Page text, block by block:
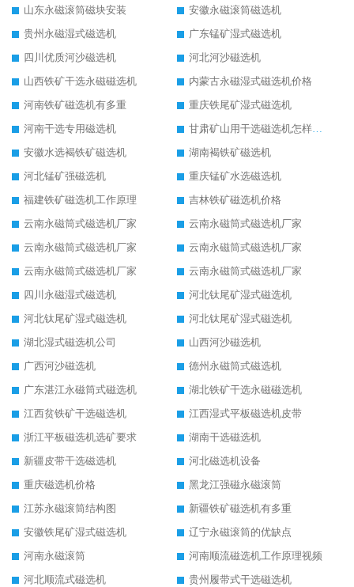
山东永磁滚筒磁块安装
安徽永磁滚筒磁选机
贵州永磁湿式磁选机
广东锰矿湿式磁选机
四川优质河沙磁选机
河北河沙磁选机
山西铁矿干选永磁磁选机
内蒙古永磁湿式磁选机价格
河南铁矿磁选机有多重
重庆铁尾矿湿式磁选机
河南干选专用磁选机
甘肃矿山用干选磁选机怎样调磁
安徽水选褐铁矿磁选机
湖南褐铁矿磁选机
河北锰矿强磁选机
重庆锰矿水选磁选机
福建铁矿磁选机工作原理
吉林铁矿磁选机价格
云南永磁筒式磁选机厂家
云南永磁筒式磁选机厂家
云南永磁筒式磁选机厂家
云南永磁筒式磁选机厂家
云南永磁筒式磁选机厂家
云南永磁筒式磁选机厂家
四川永磁湿式磁选机
河北钛尾矿湿式磁选机
河北钛尾矿湿式磁选机
河北钛尾矿湿式磁选机
湖北湿式磁选机公司
山西河沙磁选机
广西河沙磁选机
德州永磁筒式磁选机
广东湛江永磁筒式磁选机
湖北铁矿干选永磁磁选机
江西贫铁矿干选磁选机
江西湿式平板磁选机皮带
浙江平板磁选机选矿要求
湖南干选磁选机
新疆皮带干选磁选机
河北磁选机设备
重庆磁选机价格
黑龙江强磁永磁滚筒
江苏永磁滚筒结构图
新疆铁矿磁选机有多重
安徽铁尾矿湿式磁选机
辽宁永磁滚筒的优缺点
河南永磁滚筒
河南顺流磁选机工作原理视频
河北顺流式磁选机
贵州履带式干选磁选机